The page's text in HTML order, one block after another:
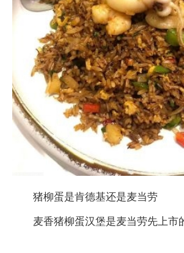
猪柳蛋是肯德基还是麦当劳
麦香猪柳蛋汉堡是麦当劳先上市